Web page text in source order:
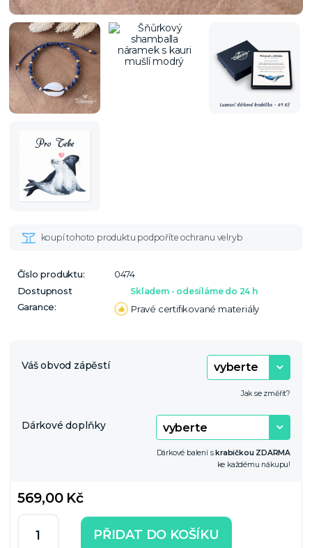
Číslo produktu:
0474
Dostupnost
Skladem - odesíláme do 24 h
Garance: Pravé certifikované materiály
Váš obvod zápěstí
Jak se změřit?
Dárkové doplňky
Dárkové balení skrabičkou ZDARMA
ke každému nákupu!
569,00 Kč
PŘIDAT DO KOŠÍKU